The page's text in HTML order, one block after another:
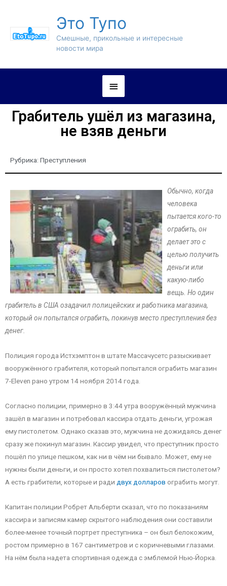
Это Тупо
Смешные, прикольные и интересные
новости мира
Грабитель ушёл из магазина,
не взяв деньги
Рубрика: Преступления
Обычно, когда
человека
пытается кого-то
ограбить, он
делает это с
целью получить
деньги или
какую-либо
вещь. Но один
грабитель в США озадачил полицейских и работника магазина,
который он попытался ограбить, покинув место преступления без
денег.
Полиция города Истхэмптон в штате Массачусетс разыскивает
вооружённого грабителя, который попытался ограбить магазин
7-Eleven рано утром 14 ноября 2014 года.
Согласно полиции, примерно в 3:44 утра вооружённый мужчина
зашёл в магазин и потребовал кассира отдать деньги, угрожая
ему пистолетом. Однако сказав это, мужчина не дожидаясь денег
сразу же покинул магазин. Кассир увидел, что преступник просто
пошёл по улице пешком, как ни в чём ни бывало. Может, ему не
нужны были деньги, и он просто хотел похвалиться пистолетом?
А есть грабители, которые и ради двух долларов ограбить могут.
Капитан полиции Робрет Альберти сказал, что по показаниям
кассира и записям камер скрытого наблюдения они составили
более-менее точный портрет преступника – он был белокожим,
ростом примерно в 167 сантиметров и с коричневыми глазами.
На нём была надета спортивная одежда с эмблемой Нью-Йорка.